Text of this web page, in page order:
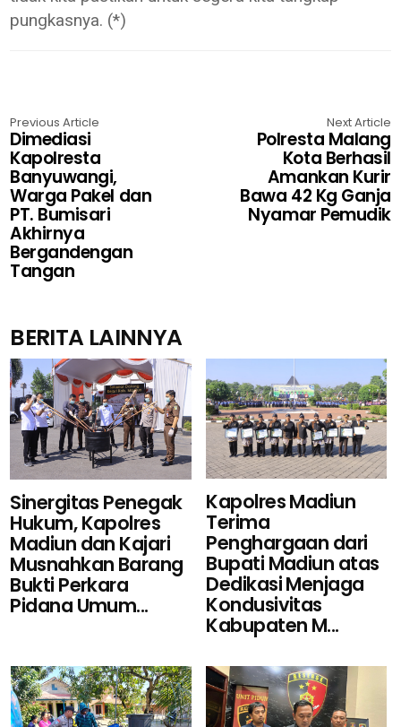
pungkasnya. (*)
Previous Article
Dimediasi
Kapolresta
Banyuwangi,
Warga Pakel dan
PT. Bumisari
Akhirnya
Bergandengan
Tangan
Next Article
Polresta Malang
Kota Berhasil
Amankan Kurir
Bawa 42 Kg Ganja
Nyamar Pemudik
BERITA LAINNYA
Sinergitas Penegak
Hukum, Kapolres
Madiun dan Kajari
Musnahkan Barang
Bukti Perkara
Pidana Umum...
Kapolres Madiun
Terima
Penghargaan dari
Bupati Madiun atas
Dedikasi Menjaga
Kondusivitas
Kabupaten M...